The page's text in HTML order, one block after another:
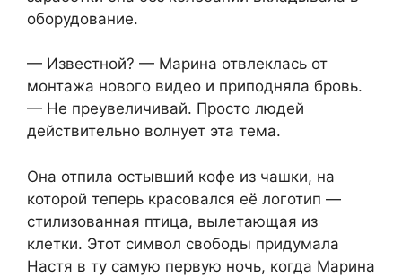
оборудование.
— Известной? — Марина отвлеклась от
монтажа нового видео и приподняла бровь.
— Не преувеличивай. Просто людей
действительно волнует эта тема.
Она отпила остывший кофе из чашки, на
которой теперь красовался её логотип —
стилизованная птица, вылетающая из
клетки. Этот символ свободы придумала
Настя в ту самую первую ночь, когда Марина